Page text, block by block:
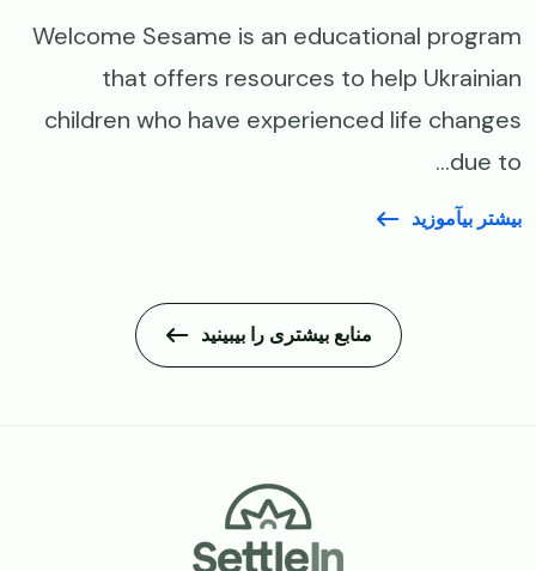
Welcome Sesame is an educational program
that offers resources to help Ukrainian
children who have experienced life changes
due to...
بیشتر بیآموزید
منابع بیشتری را بیبینید